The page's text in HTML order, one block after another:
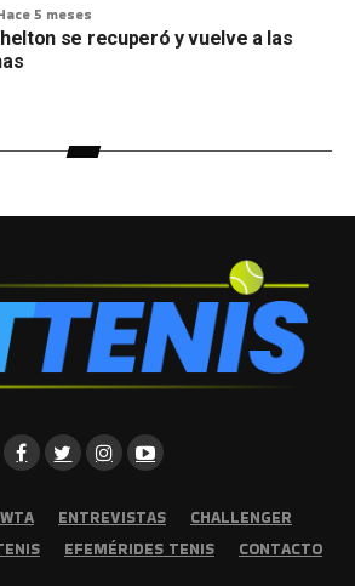
5 meses
se recuperó y vuelve a las
WTA ENTREVISTAS
CHALLENGER
EFEMÉRIDES TENIS CONTACTO